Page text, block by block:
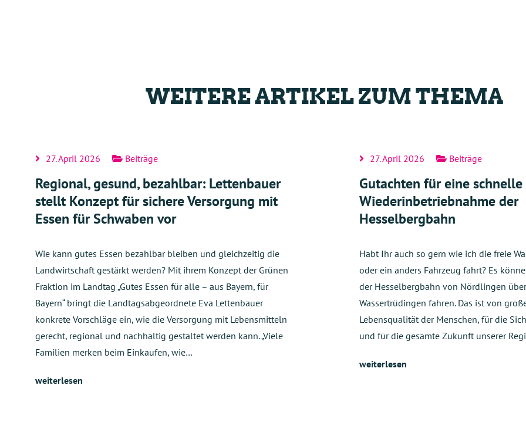
WEITERE ARTIKEL ZUM THEMA
27. April 2026 Beiträge
Regional, gesund, bezahlbar: Lettenbauer
stellt Konzept für sichere Versorgung mit
Essen für Schwaben vor
Wie kann gutes Essen bezahlbar bleiben und gleichzeitig die
Landwirtschaft gestärkt werden? Mit ihrem Konzept der Grünen
Fraktion im Landtag „Gutes Essen für alle – aus Bayern, für
Bayern“ bringt die Landtagsabgeordnete Eva Lettenbauer
konkrete Vorschläge ein, wie die Versorgung mit Lebensmitteln
gerecht, regional und nachhaltig gestaltet werden kann. „Viele
Familien merken beim Einkaufen, wie…
weiterlesen
27. April 2026 Beiträge
Gutachten für eine schnelle
Wiederinbetriebnahme der
Hesselbergbahn
Habt Ihr auch so gern wie ich die freie
oder ein anders Fahrzeug fahrt? Es
der Hesselbergbahn von Nördlingen
Wassertrüdingen fahren. Das ist von
Lebensqualität der Menschen, für die
und für die gesamte Zukunft unserer
weiterlesen